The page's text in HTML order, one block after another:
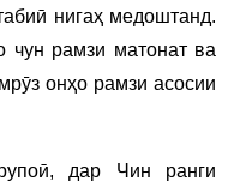
нигаҳ медоштанд.
чун рамзи матонат ва
онҳо рамзи асосии
дар Чин ранги